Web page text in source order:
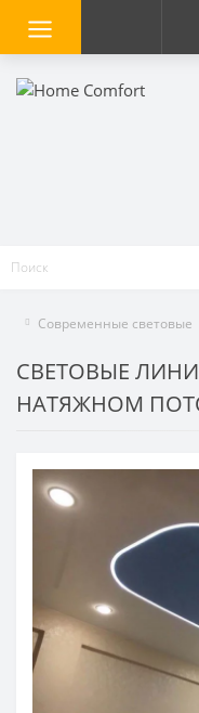
Современные световые
СВЕТОВЫЕ
НАТЯЖНОМ